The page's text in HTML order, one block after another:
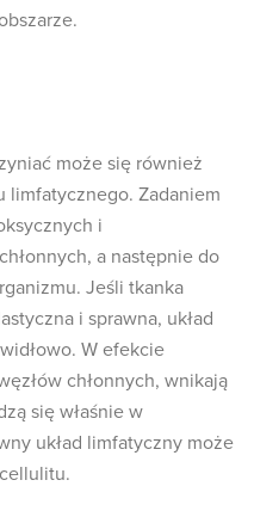
może się również
limfatycznego. Zadaniem
i
a następnie do
Jeśli tkanka
i sprawna, układ
W efekcie
chłonnych, wnikają
się właśnie w
układ limfatyczny może